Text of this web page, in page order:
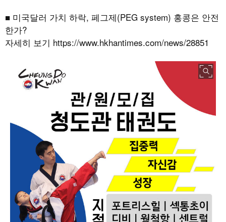
■ 미국달러 가치 하락, 페그제(PEG system) 홍콩은 안전
한가?
자세히 보기 https://www.hkhantimes.com/news/28851